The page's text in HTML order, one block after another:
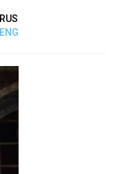
RUS
ENG